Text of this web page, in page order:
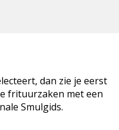
dan zie je eerst
frituurzaken met een
Smulgids.